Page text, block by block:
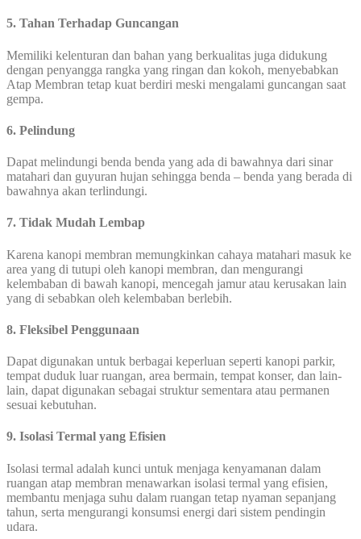
5. Tahan Terhadap Guncangan
Memiliki kelenturan dan bahan yang berkualitas juga didukung
dengan penyangga rangka yang ringan dan kokoh, menyebabkan
Atap Membran tetap kuat berdiri meski mengalami guncangan saat
gempa.
6. Pelindung
Dapat melindungi benda benda yang ada di bawahnya dari sinar
matahari dan guyuran hujan sehingga benda – benda yang berada di
bawahnya akan terlindungi.
7. Tidak Mudah Lembap
Karena kanopi membran memungkinkan cahaya matahari masuk ke
area yang di tutupi oleh kanopi membran, dan mengurangi
kelembaban di bawah kanopi, mencegah jamur atau kerusakan lain
yang di sebabkan oleh kelembaban berlebih.
8. Fleksibel Penggunaan
Dapat digunakan untuk berbagai keperluan seperti kanopi parkir,
tempat duduk luar ruangan, area bermain, tempat konser, dan lain-
lain, dapat digunakan sebagai struktur sementara atau permanen
sesuai kebutuhan.
9. Isolasi Termal yang Efisien
Isolasi termal adalah kunci untuk menjaga kenyamanan dalam
ruangan atap membran menawarkan isolasi termal yang efisien,
membantu menjaga suhu dalam ruangan tetap nyaman sepanjang
tahun, serta mengurangi konsumsi energi dari sistem pendingin
udara.